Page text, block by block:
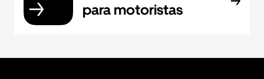
para motoristas